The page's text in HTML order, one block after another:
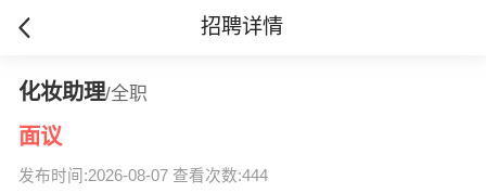
招聘详情
化妆助理/全职
面议
发布时间:2026-08-07 查看次数:444